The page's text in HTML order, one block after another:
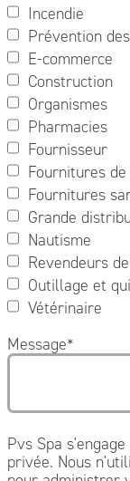
Incendie
Prévention
E-commerce
Construction
Organismes
Pharmacies
Fournisseur
Fournitures
Fournitures
Grande
Nautisme
Revendeurs
Outillage et
Vétérinaire
Message*
Pvs Spa
privée. Nous